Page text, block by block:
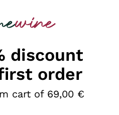
discount
order
cart of 69,00 €